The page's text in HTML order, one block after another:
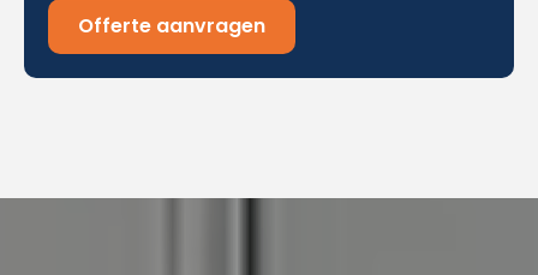
Offerte aanvragen